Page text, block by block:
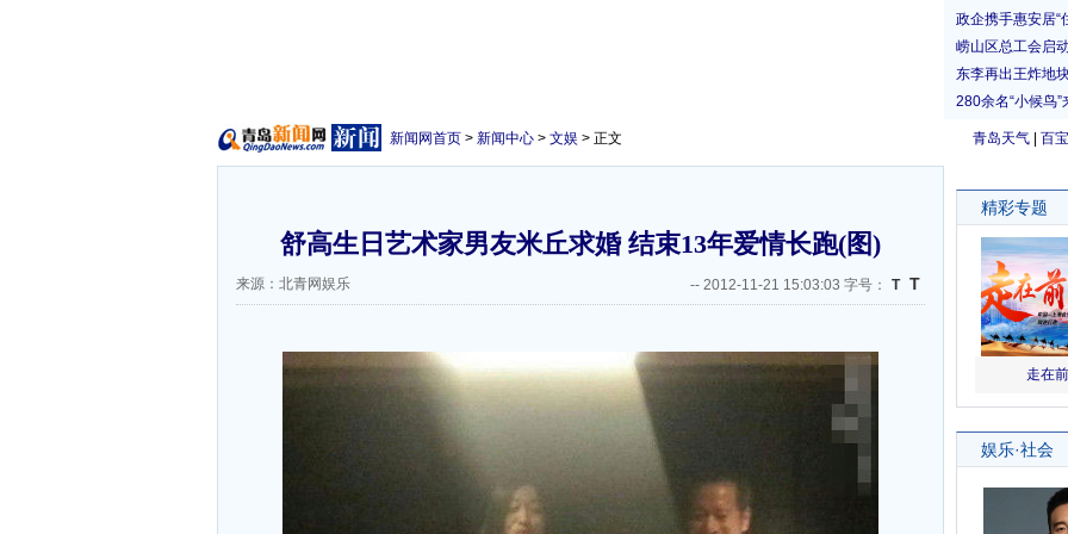
青岛天气 百
新闻网首页 > 新闻中心 > 文娱 > 正文
舒高生日艺术家男友米丘求婚 结束13年爱情长跑(图)
来源：北青网娱乐 -- 2012-11-21 15:03:03 字号： T T